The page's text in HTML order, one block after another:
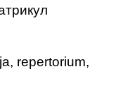
repertorium,